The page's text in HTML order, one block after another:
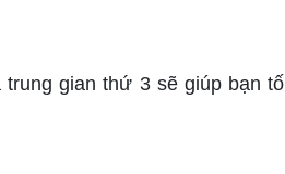
gian thứ 3 sẽ giúp bạn